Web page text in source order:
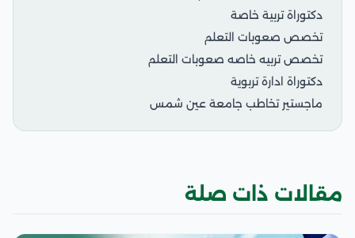
دكتوراة تربية خاصة
تخصص صعوبات التعلم
تخصص تربيه خاصه صعوبات التعلم
دكتوراة ادارة تربوية
ماجستير تخاطب جامعة عين شمس
مقالات ذات صلة